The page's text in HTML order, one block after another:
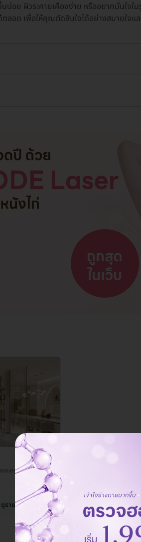
บ่อย ผิวระคายเคืองง่าย หรืออยากมั่นใจ
ลอด เพื่อให้คุณตัดสินใจได้อย่างสบายใจแ
งเตย กรุงเทพมหานคร
ดูรายละเอียด